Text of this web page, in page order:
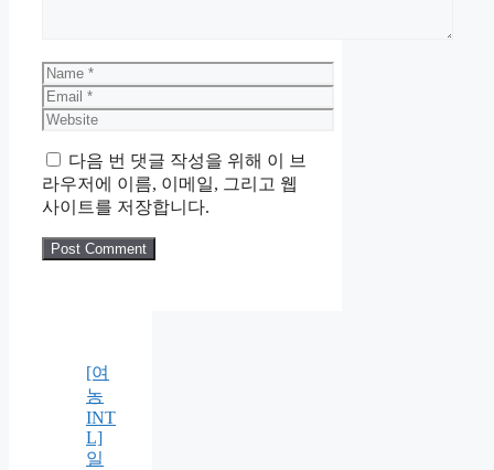
Name
Email
Website
다음 번 댓글 작성을 위해 이 브
라우저에 이름, 이메일, 그리고 웹
사이트를 저장합니다.
[여
농
INT
L]
일